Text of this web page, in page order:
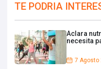
TE PODRIA
Aclara
necesita
7 Agosto